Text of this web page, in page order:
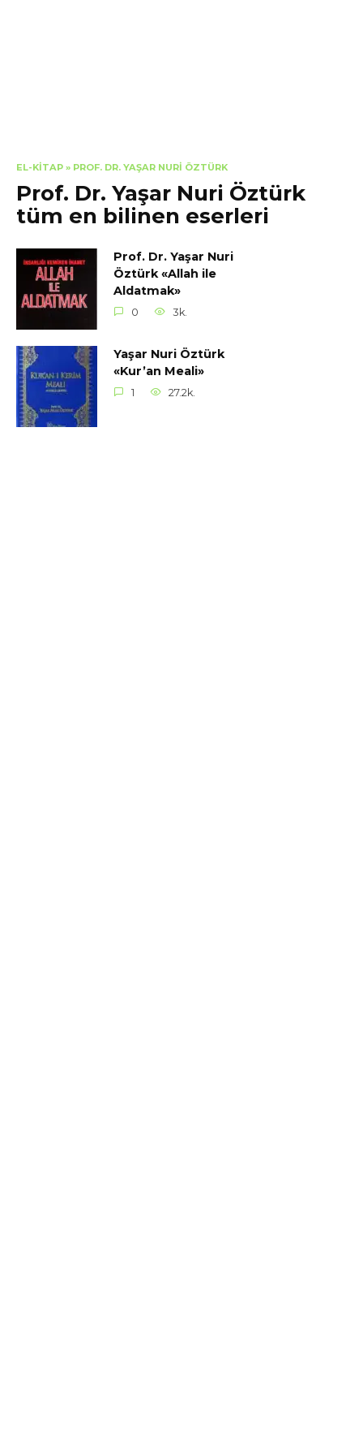
EL-KITAP » PROF. DR. YAŞAR NURI ÖZTÜRK
Prof. Dr. Yaşar Nuri Öztürk
tüm en bilinen eserleri
Prof. Dr. Yaşar Nuri
Öztürk «Allah ile
Aldatmak»
0 3k.
Yaşar Nuri Öztürk
«Kur’an Meali»
1 27.2k.